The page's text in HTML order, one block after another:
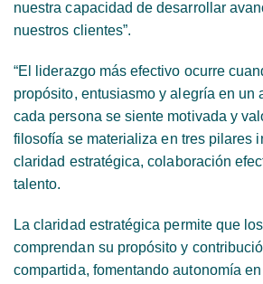
nuestra capacidad de desarrollar
nuestros clientes”.
“El liderazgo más efectivo ocurre
propósito, entusiasmo y alegría en un
cada persona se siente motivada y
filosofía se materializa en tres pilares
claridad estratégica, colaboración
talento.
La claridad estratégica permite que
comprendan su propósito y
compartida, fomentando autonomía